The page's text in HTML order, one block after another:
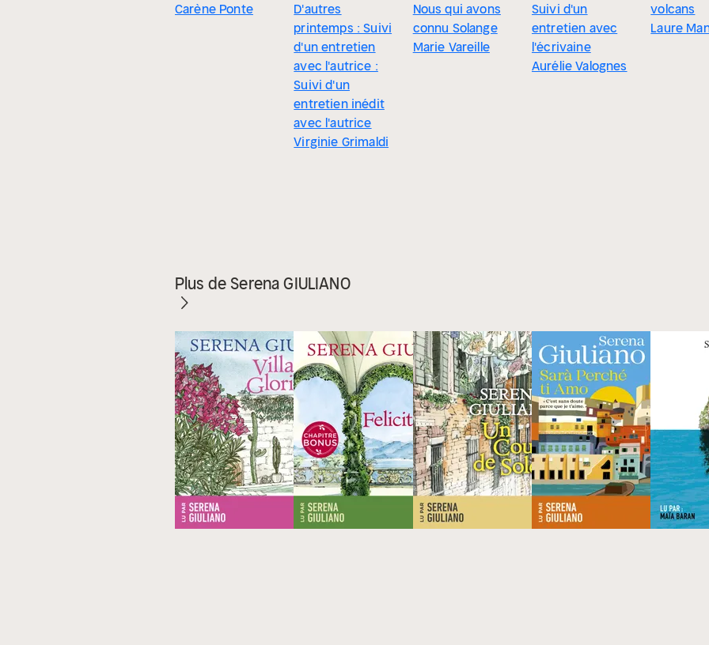
Carène Ponte
D'autres
printemps : Suivi
d'un entretien
avec l'autrice :
Suivi d'un
entretien inédit
avec l'autrice
Virginie Grimaldi
Nous qui avons
connu Solange
Marie Vareille
Suivi d'un
entretien avec
l'écrivaine
Aurélie Valognes
volcans
Laure
Plus de Serena GIULIANO